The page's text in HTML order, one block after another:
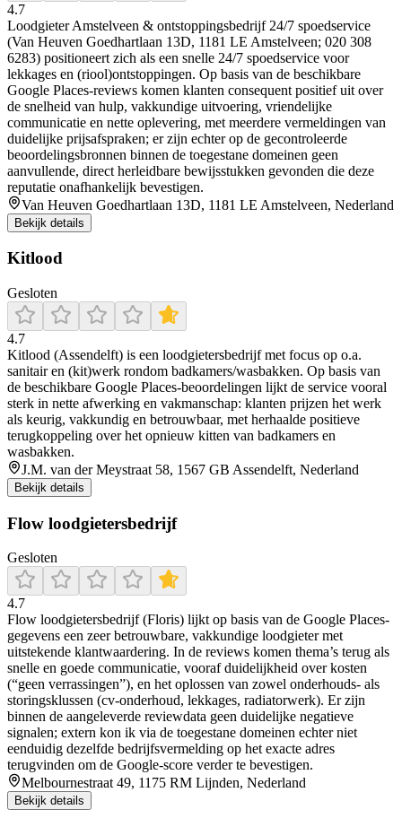
4.7
Loodgieter Amstelveen & ontstoppingsbedrijf 24/7 spoedservice
(Van Heuven Goedhartlaan 13D, 1181 LE Amstelveen; 020 308
6283) positioneert zich als een snelle 24/7 spoedservice voor
lekkages en (riool)ontstoppingen. Op basis van de beschikbare
Google Places-reviews komen klanten consequent positief uit over
de snelheid van hulp, vakkundige uitvoering, vriendelijke
communicatie en nette oplevering, met meerdere vermeldingen van
duidelijke prijsafspraken; er zijn echter op de gecontroleerde
beoordelingsbronnen binnen de toegestane domeinen geen
aanvullende, direct herleidbare bewijsstukken gevonden die deze
reputatie onafhankelijk bevestigen.
Van Heuven Goedhartlaan 13D, 1181 LE Amstelveen, Nederland
Bekijk details
Kitlood
Gesloten
4.7
Kitlood (Assendelft) is een loodgietersbedrijf met focus op o.a.
sanitair en (kit)werk rondom badkamers/wasbakken. Op basis van
de beschikbare Google Places-beoordelingen lijkt de service vooral
sterk in nette afwerking en vakmanschap: klanten prijzen het werk
als keurig, vakkundig en betrouwbaar, met herhaalde positieve
terugkoppeling over het opnieuw kitten van badkamers en
wasbakken.
J.M. van der Meystraat 58, 1567 GB Assendelft, Nederland
Bekijk details
Flow loodgietersbedrijf
Gesloten
4.7
Flow loodgietersbedrijf (Floris) lijkt op basis van de Google Places-
gegevens een zeer betrouwbare, vakkundige loodgieter met
uitstekende klantwaardering. In de reviews komen thema’s terug als
snelle en goede communicatie, vooraf duidelijkheid over kosten
(“geen verrassingen”), en het oplossen van zowel onderhouds- als
storingsklussen (cv-onderhoud, lekkages, radiatorwerk). Er zijn
binnen de aangeleverde reviewdata geen duidelijke negatieve
signalen; extern kon ik via de toegestane domeinen echter niet
eenduidig dezelfde bedrijfsvermelding op het exacte adres
terugvinden om de Google-score verder te bevestigen.
Melbournestraat 49, 1175 RM Lijnden, Nederland
Bekijk details